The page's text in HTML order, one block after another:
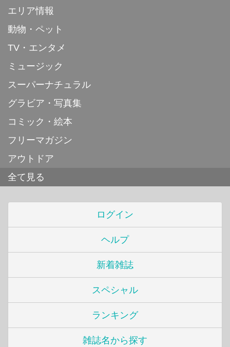
エリア情報
動物・ペット
TV・エンタメ
ミュージック
スーパーナチュラル
グラビア・写真集
コミック・絵本
フリーマガジン
アウトドア
全て見る
ログイン
ヘルプ
新着雑誌
スペシャル
ランキング
雑誌名から探す